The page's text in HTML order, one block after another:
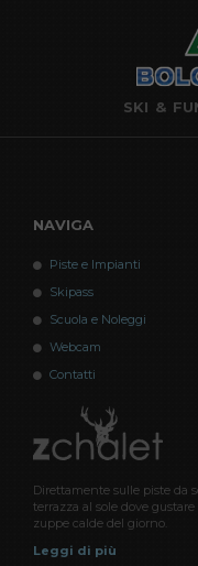
SKI &
NAVIGA
Piste e Impianti
Skipass
Scuola e Noleggi
Webcam
Contatti
Direttamente sulle piste da
terrazza al sole dove
zuppe calde del giorno.
Leggi di più